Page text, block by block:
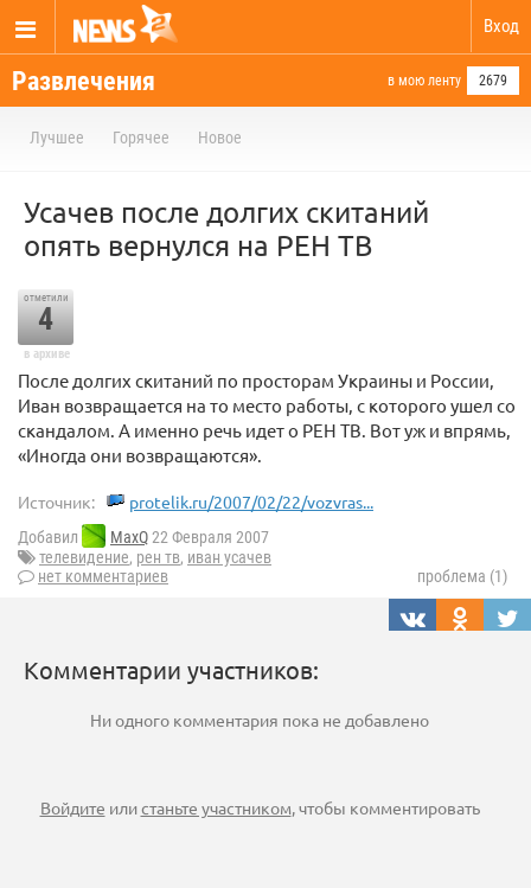
Вход
Развлечения в мою ленту 2679
Лучшее Горячее Новое
Усачев после долгих скитаний
опять вернулся на РЕН ТВ
отметили
4
в архиве
После долгих скитаний по просторам Украины и России,
Иван возвращается на то место работы, с которого ушел со
скандалом. А именно речь идет о РЕН ТВ. Вот уж и впрямь,
«Иногда они возвращаются».
Источник: protelik.ru/2007/02/22/vozvras...
Добавил MaxQ22 Февраля 2007
телевидение, рен тв, иван усачев
нет комментариев
проблема (1)
Комментарии участников:
Ни одного комментария пока не добавлено
Войдите илистаньте участником, чтобы комментировать